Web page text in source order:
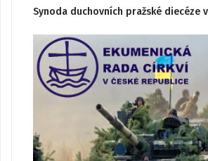
Synoda duchovních pražské diecéze